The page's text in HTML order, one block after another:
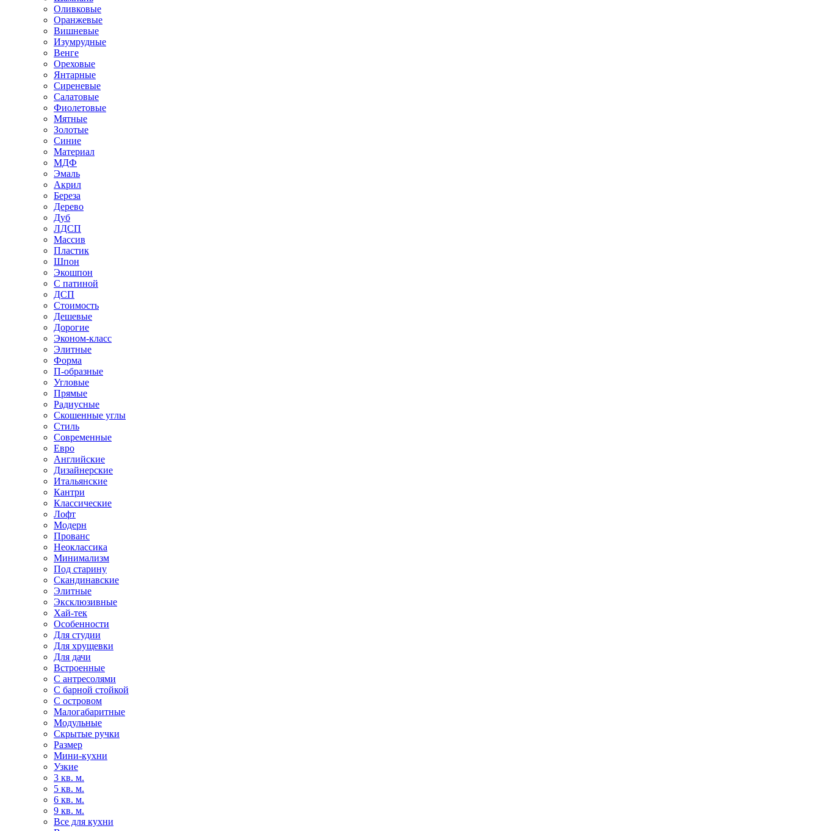
Оливковые
Оранжевые
Вишневые
Изумрудные
Венге
Ореховые
Янтарные
Сиреневые
Салатовые
Фиолетовые
Мятные
Золотые
Синие
Материал
МДФ
Эмаль
Акрил
Береза
Дерево
Дуб
ЛДСП
Массив
Пластик
Шпон
Экошпон
С патиной
ДСП
Стоимость
Дешевые
Дорогие
Эконом-класс
Элитные
Форма
П-образные
Угловые
Прямые
Радиусные
Скошенные углы
Стиль
Современные
Евро
Английские
Дизайнерские
Итальянские
Кантри
Классические
Лофт
Модерн
Прованс
Неоклассика
Минимализм
Под старину
Скандинавские
Элитные
Эксклюзивные
Хай-тек
Особенности
Для студии
Для хрущевки
Для дачи
Встроенные
С антресолями
С барной стойкой
С островом
Малогабаритные
Модульные
Скрытые ручки
Размер
Мини-кухни
Узкие
3 кв. м.
5 кв. м.
6 кв. м.
9 кв. м.
Все для кухни